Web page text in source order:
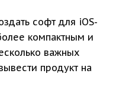
софт для iOS-
компактным и
важных
продукт на